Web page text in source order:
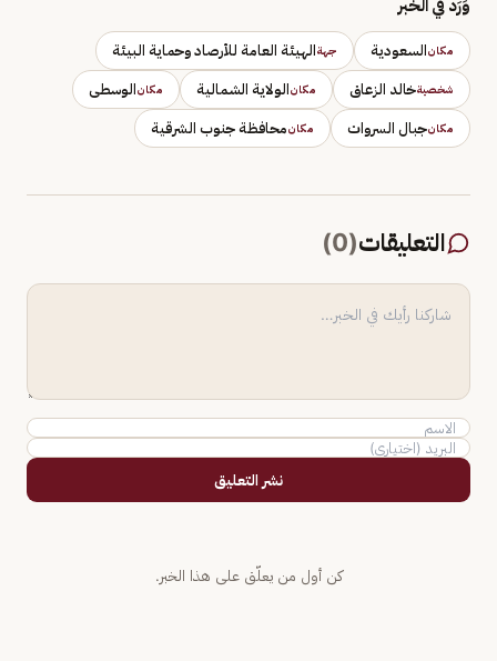
وَرَد في الخبر
مكانالسعودية جهةالهيئة العامة للأرصاد وحماية البيئة
شخصيةخالد الزعاق مكانالولاية الشمالية مكانالوسطى
مكانجبال السروات مكانمحافظة جنوب الشرقية
التعليقات(
0
)
نشر التعليق
كن أول من يعلّق على هذا الخبر.